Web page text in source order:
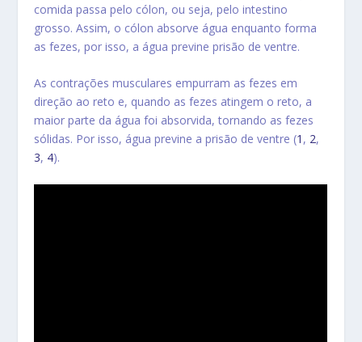
comida passa pelo cólon, ou seja, pelo intestino
grosso. Assim, o cólon absorve água enquanto forma
as fezes, por isso, a água previne prisão de ventre.
As contrações musculares empurram as fezes em
direção ao reto e, quando as fezes atingem o reto, a
maior parte da água foi absorvida, tornando as fezes
sólidas. Por isso, água previne a prisão de ventre (1 , 2,
3, 4).